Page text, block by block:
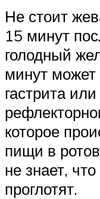
Не стоит
15 минут
голодный
минут может
гастрита
которое
пищи в
не знает,
проглотят.